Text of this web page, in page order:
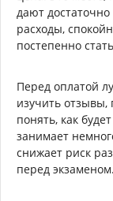
дают
расходы,
постепенно
Перед оплатой
изучить отзывы,
понять, как
занимает
снижает риск
перед экзаменом.